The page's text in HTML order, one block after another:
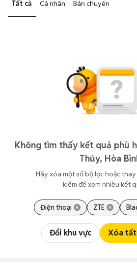
Tất cả Cá nhân Bán chuyên
Không tìm thấy kết quả phù
Thủy, Hòa
Hãy xóa một số bộ lọc hoặc
kiếm để xem nhiều kết
Điện thoại ZTE
Đổi khu vực Xóa tất